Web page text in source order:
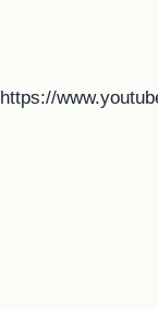
https://